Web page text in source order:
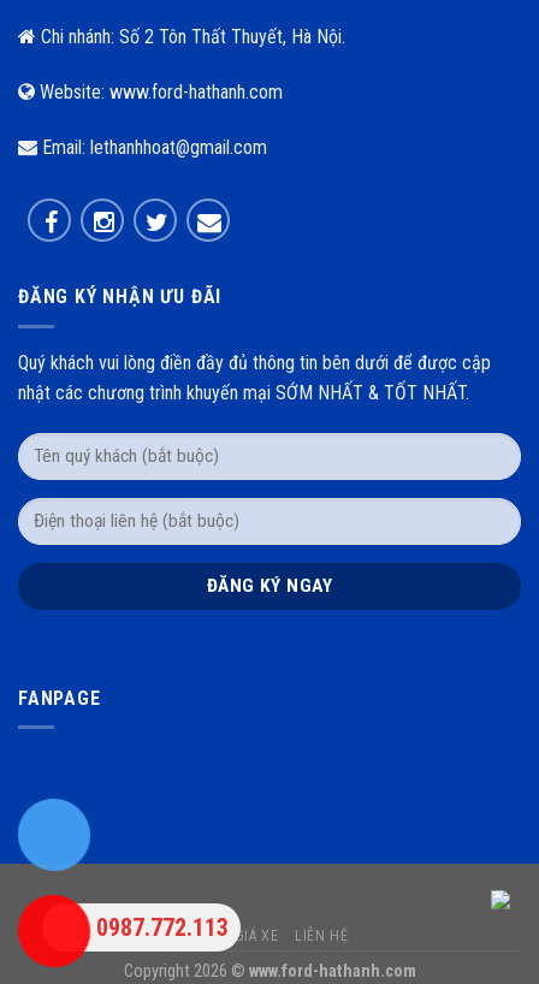
Chi nhánh: Số 2 Tôn Thất Thuyết, Hà Nội.
Website: www.ford-hathanh.com
Email: lethanhhoat@gmail.com
ĐĂNG KÝ NHẬN ƯU ĐÃI
Quý khách vui lòng điền đầy đủ thông tin bên dưới để được cập
nhật các chương trình khuyến mại SỚM NHẤT & TỐT NHẤT.
FANPAGE
0987.772.113BẢNG GIÁ XE LIÊN HỆ
Copyright 2026 © www.ford-hathanh.com